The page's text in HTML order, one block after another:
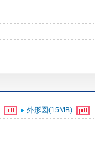
外形図(15MB)